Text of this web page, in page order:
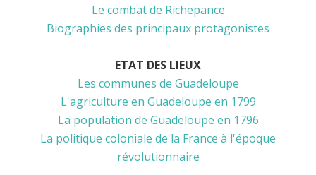
Le combat de Richepance
Biographies des principaux protagonistes
ETAT DES LIEUX
Les communes de Guadeloupe
L'agriculture en Guadeloupe en 1799
La population de Guadeloupe en 1796
La politique coloniale de la France à l'époque
révolutionnaire